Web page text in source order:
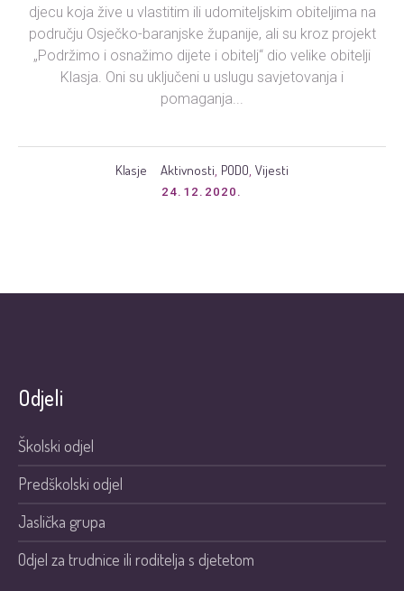
djecu koja žive u vlastitim ili udomiteljskim obiteljima na
području Osječko-baranjske županije, ali su kroz projekt
„Podržimo i osnažimo dijete i obitelj“ dio velike obitelji
Klasja. Oni su uključeni u uslugu savjetovanja i
pomaganja...
Klasje Aktivnosti, PODO, Vijesti
24.12.2020.
Odjeli
Školski odjel
Predškolski odjel
Jaslička grupa
Odjel za trudnice ili roditelja s djetetom